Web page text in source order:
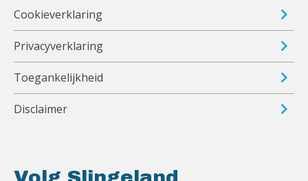
Cookieverklaring
Privacyverklaring
Toegankelijkheid
Disclaimer